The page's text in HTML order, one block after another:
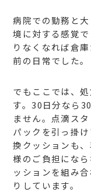
病院での勤務と
境に対する感覚
りなくなれば倉
前の日常でした。
でもここでは、
す。30日分なら
ません。点滴ス
パックを引っ掛
換クッションも
様のご負担にな
ッションを組み
りしています。